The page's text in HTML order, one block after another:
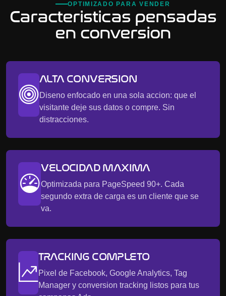
OPTIMIZADO PARA VENDER
Caracteristicas pensadas
en conversion
ALTA CONVERSION
Diseno enfocado en una sola accion: que el
visitante deje sus datos o compre. Sin
distracciones.
VELOCIDAD MAXIMA
Optimizada para PageSpeed 90+. Cada
segundo extra de carga es un cliente que se
va.
TRACKING COMPLETO
Pixel de Facebook, Google Analytics, Tag
Manager y conversion tracking listos para tus